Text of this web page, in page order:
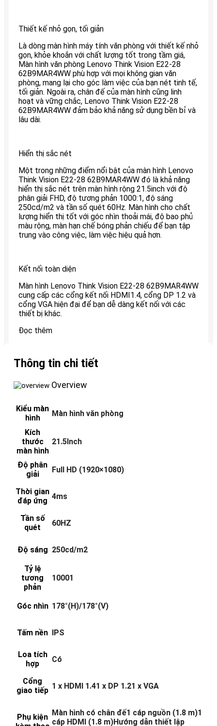
Thiết kế nhỏ gọn, tối giản
Là dòng màn hình máy tính văn phòng với thiết kế nhỏ
gọn, khỏe khoắn với chất lượng tốt trong tầm giá,
Màn hình văn phòng Lenovo Think Vision E22-28
62B9MAR4WW phù hợp với mọi không gian văn
phòng, mang lại cho góc làm việc của bạn nét tinh tế,
tối giản. Ngoài ra, chân đế của màn hình cũng linh
hoạt và vững chắc, Lenovo Think Vision E22-28
62B9MAR4WW đảm bảo khả năng sử dụng bền bỉ và
lâu dài.
Hiển thị sắc nét
Một trong những điểm nổi bật của màn hình Lenovo
Think Vision E22-28 62B9MAR4WW đó là khả năng
hiển thị sắc nét trên màn hình rộng 21.5inch với độ
phân giải FHD, độ tương phản 1000:1, độ sáng
250cd/m2 và tần số quét 60Hz. Màn hình cho chất
lượng hiển thị tốt với góc nhìn thoải mái, độ bao phủ
màu rộng, màn hạn chế bóng phản chiếu để bạn tập
trung vào công việc, làm việc hiệu quả hơn.
Kết nối toàn diện
Màn hình Lenovo Think Vision E22-28 62B9MAR4WW
cung cấp các cổng kết nối HDMI1.4, cổng DP 1.2 và
cổng VGA hiện đại để bạn dễ dàng kết nối với các
thiết bị khác.
Đọc thêm
Thông tin chi tiết
Overview
Kiểu màn
hình
Màn hình văn phòng
Kích
thước
màn hình
21.5Inch
Độ phân
giải
Full HD (1920×1080)
Thời gian
đáp ứng 4ms
Tần số
quét
60HZ
Độ sáng 250cd/m2
Tỷ lệ
tương
phản
10001
Góc nhìn 178°(H)/178°(V)
Tấm nền IPS
Loa tích
hợp
Có
Cổng
giao tiếp 1 x HDMI 1.41 x DP 1.21 x VGA
Phụ kiện Màn hình có chân đế1 cáp nguồn (1.8 m)1
cáp HDMI (1.8 m)Hướng dẫn thiết lập